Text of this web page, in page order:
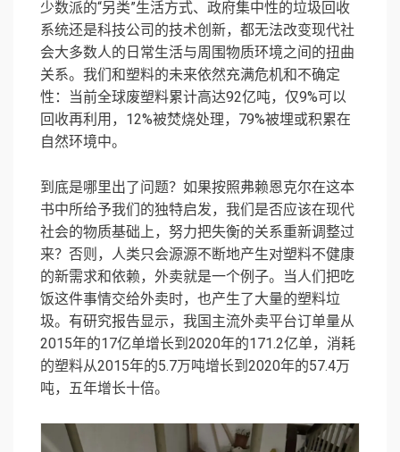
少数派的“另类”生活方式、政府集中性的垃圾回收
系统还是科技公司的技术创新，都无法改变现代社
会大多数人的日常生活与周围物质环境之间的扭曲
关系。我们和塑料的未来依然充满危机和不确定
性：当前全球废塑料累计高达92亿吨，仅9%可以
回收再利用，12%被焚烧处理，79%被埋或积累在
自然环境中。
到底是哪里出了问题？如果按照弗赖恩克尔在这本
书中所给予我们的独特启发，我们是否应该在现代
社会的物质基础上，努力把失衡的关系重新调整过
来？否则，人类只会源源不断地产生对塑料不健康
的新需求和依赖，外卖就是一个例子。当人们把吃
饭这件事情交给外卖时，也产生了大量的塑料垃
圾。有研究报告显示，我国主流外卖平台订单量从
2015年的17亿单增长到2020年的171.2亿单，消耗
的塑料从2015年的5.7万吨增长到2020年的57.4万
吨，五年增长十倍。